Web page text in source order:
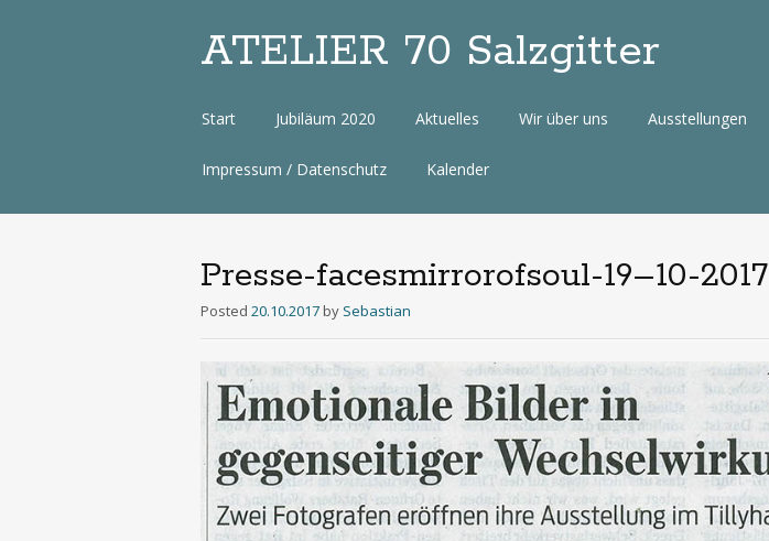
ATELIER 70 Salzgitter
Zum
Start Jubiläum 2020 Aktuelles Wir über uns Ausstellungen
Impressum / Datenschutz Kalender
Presse-facesmirrorofsoul-19–10-2017
Posted 20.10.2017 by Sebastian